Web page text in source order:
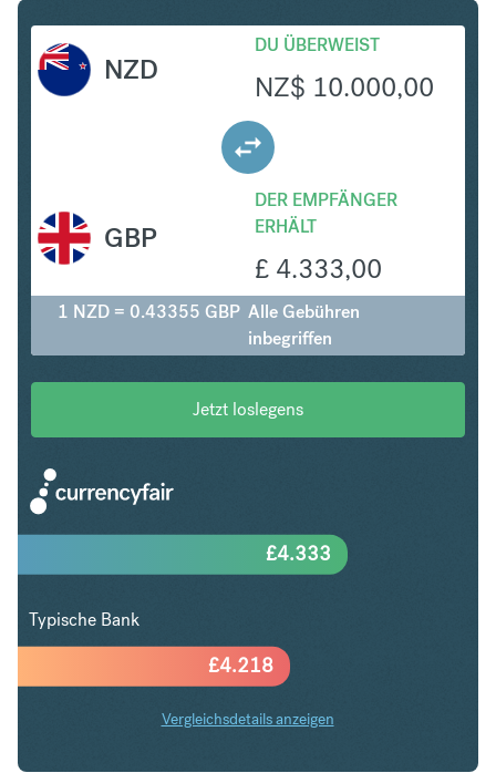
NZD
DU ÜBERWEIST
NZ$ 10.000,00
DER EMPFÄNGER
ERHÄLT
£ 4.333,00
GBP
1 NZD = 0.43355 GBP Alle Gebühren
inbegriffen
Jetzt loslegens
£4.218
£4.333
Typische Bank
Vergleichsdetails anzeigen
NZD in GBP Trends